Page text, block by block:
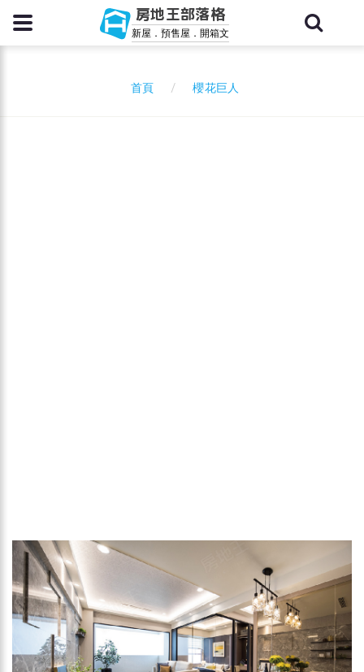
房地王部落格
新屋．預售屋．開箱文
首頁 櫻花巨人